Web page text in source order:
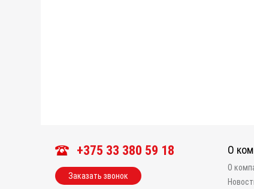
+375 33 380 59 18
Заказать звонок
О
О